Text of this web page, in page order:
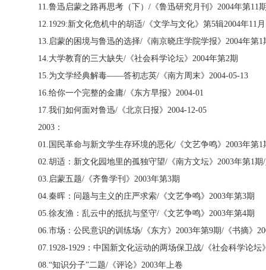
11. 鲁迅启蒙之路再思考（下） / 《鲁迅研究月刊》 2004年第11
12.1929:新文化危机中的胡适/ 《文学与文化》第5辑2004年11
13. 启蒙的困境与鲁迅的选择/ 《南京晓庄学院学报》 2004年第1
14. 大学教育的三大缺失/ 《社会科学论坛》 2004年第2期
15. 为文学经典解毒——答初志英/ 《南方周末》 2004-05-13
16. 给你一个完整的金庸/ 《东方早报》 2004-01
17. 我们如何面对鲁迅/ 《北京日报》 2004-12-05
2003 ：
01.
国民革命与新文学生存环境的恶化/ 《文艺争鸣》 2003年第1
02. 胡适：新文化园地里的孤独守望/ 《南方文坛》 2003年第1 期/
03. 启蒙五题/ 《齐鲁学刊》 2003年第3期
04. 秦晖：问题与主义的庄严求索/ 《文艺争鸣》 2003年第3期
05. 徐友渔：乱云中的抵抗与坚守/ 《文艺争鸣》 2003年第4期
06. 市场：公民意识的训练场/ 《东方》 2003年第9期/ 《书摘》
07.1928-1929 ：中国新文化运动的两场保卫战/ 《社会科学论坛
08.“知识分子”二题/ 《评论》 2003年上卷